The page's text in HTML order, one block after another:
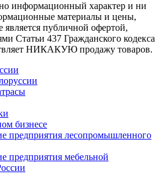
информационный характер и ни
материалы и цены,
является публичной офертой,
Статьи 437 Гражданского кодекса
НИКАКУЮ продажу товаров.
бизнесе
предприятия лесопромышленного
предприятия мебельной